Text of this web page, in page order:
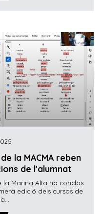
la MACMA reben
de l'alumnat
la Marina Alta ha conclòs
edició dels cursos de